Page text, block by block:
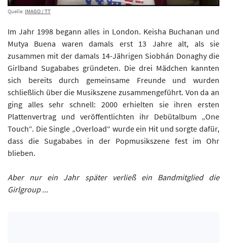
Quelle: IMAGO / TT
Im Jahr 1998 begann alles in London. Keisha Buchanan und
Mutya Buena waren damals erst 13 Jahre alt, als sie
zusammen mit der damals 14-Jährigen Siobhán Donaghy die
Girlband Sugababes gründeten. Die drei Mädchen kannten
sich bereits durch gemeinsame Freunde und wurden
schließlich über die Musikszene zusammengeführt. Von da an
ging alles sehr schnell: 2000 erhielten sie ihren ersten
Plattenvertrag und veröffentlichten ihr Debütalbum „One
Touch“. Die Single „Overload“ wurde ein Hit und sorgte dafür,
dass die Sugababes in der Popmusikszene fest im Ohr
blieben.
Aber nur ein Jahr später verließ ein Bandmitglied die
Girlgroup ...